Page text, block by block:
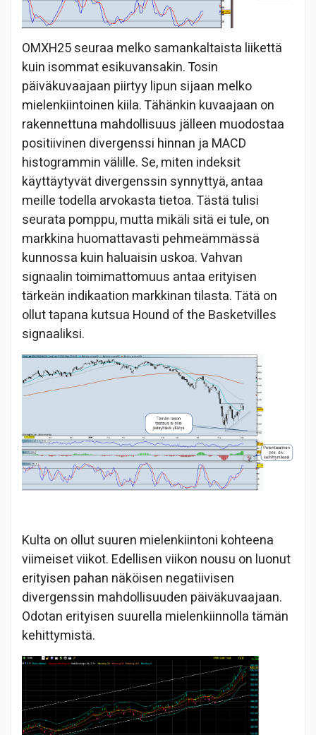
OMXH25 seuraa melko samankaltaista liikettä
kuin isommat esikuvansakin. Tosin
päiväkuvaajaan piirtyy lipun sijaan melko
mielenkiintoinen kiila. Tähänkin kuvaajaan on
rakennettuna mahdollisuus jälleen muodostaa
positiivinen divergenssi hinnan ja MACD
histogrammin välille. Se, miten indeksit
käyttäytyvät divergenssin synnyttyä, antaa
meille todella arvokasta tietoa. Tästä tulisi
seurata pomppu, mutta mikäli sitä ei tule, on
markkina huomattavasti pehmeämmässä
kunnossa kuin haluaisin uskoa. Vahvan
signaalin toimimattomuus antaa erityisen
tärkeän indikaation markkinan tilasta. Tätä on
ollut tapana kutsua Hound of the Basketvilles
signaaliksi.
Kulta on ollut suuren mielenkiintoni kohteena
viimeiset viikot. Edellisen viikon nousu on luonut
erityisen pahan näköisen negatiivisen
divergenssin mahdollisuuden päiväkuvaajaan.
Odotan erityisen suurella mielenkiinnolla tämän
kehittymistä.